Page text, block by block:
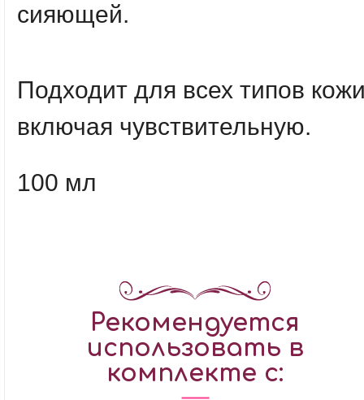
сияющей.
Подходит для всех типов
включая чувствительную.
100 мл
Рекомендуется
использовать в
комплекте с: